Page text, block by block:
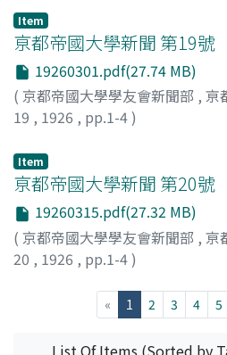
Item
亰都帝國大學新聞 第19號
19260301.pdf(27.74 MB)
( 京都帝國大學學友會新聞部 , 亰
19 , 1926 , pp.1-4)
Item
亰都帝國大學新聞 第20號
19260315.pdf(27.32 MB)
( 京都帝國大學學友會新聞部 , 亰
20 , 1926 , pp.1-4)
« 1 (current)
2 3 4 5
List Of Items (Sorted by